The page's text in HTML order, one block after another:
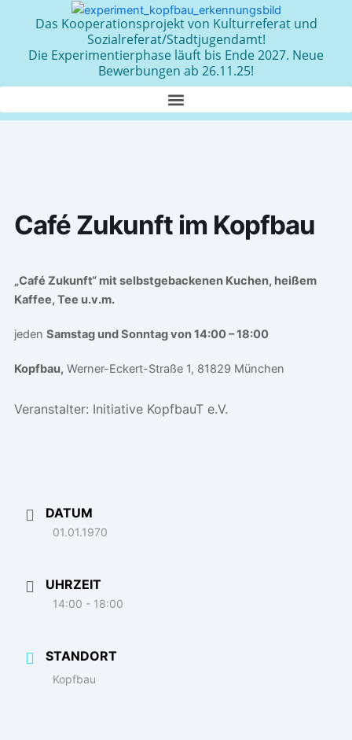
Das Kooperationsprojekt von Kulturreferat und
Sozialreferat/Stadtjugendamt!
Die Experimentierphase läuft bis Ende 2027. Neue
Bewerbungen ab 26.11.25!
Café Zukunft im Kopfbau
„Café Zukunft“ mit selbstgebackenen Kuchen, heißem
Kaffee, Tee u.v.m.
jeden Samstag und Sonntag von 14:00 – 18:00
Kopfbau, Werner-Eckert-Straße 1, 81829 München
Veranstalter: Initiative KopfbauT e.V.
DATUM
01.01.1970
UHRZEIT
14:00 - 18:00
STANDORT
Kopfbau